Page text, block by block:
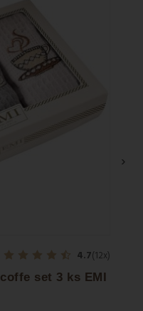
4.7(12x)
set 3 ks EMI
›